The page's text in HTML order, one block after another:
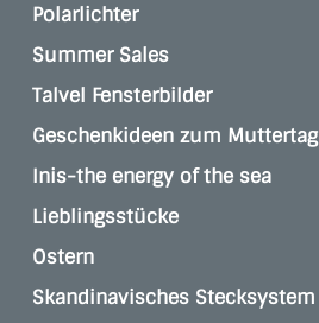
Polarlichter
Summer Sales
Talvel Fensterbilder
Geschenkideen zum Muttertag
Inis-the energy of the sea
Lieblingsstücke
Ostern
Skandinavisches Stecksystem